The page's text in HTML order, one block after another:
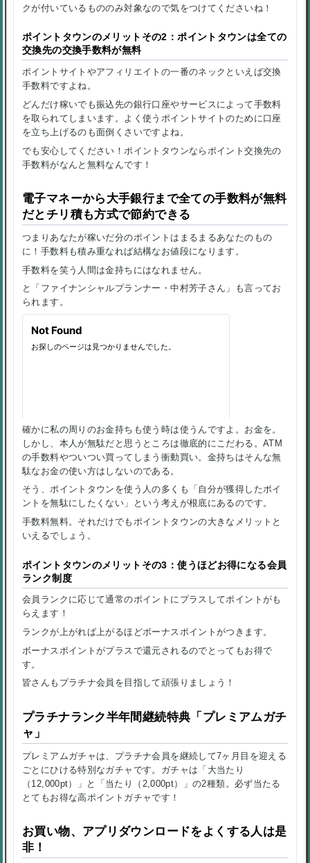
クが付いているもののみ対象なので気をつけてくださいね！
ポイントタウンのメリットその2：ポイントタウンは全ての
交換先の交換手数料が無料
ポイントサイトやアフィリエイトの一番のネックといえば交換
手数料ですよね。
どんだけ稼いでも振込先の銀行口座やサービスによって手数料
を取られてしまいます。よく使うポイントサイトのために口座
を立ち上げるのも面倒くさいですよね。
でも安心してください！ポイントタウンならポイント交換先の
手数料がなんと無料なんです！
電子マネーから大手銀行まで全ての手数料が無料
だとチリ積も方式で節約できる
つまりあなたが稼いだ分のポイントはまるまるあなたのもの
に！手数料も積み重なれば結構なお値段になります。
手数料を笑う人間は金持ちにはなれません。
と「ファイナンシャルプランナー・中村芳子さん」も言ってお
られます。
確かに私の周りのお金持ちも使う時は使うんですよ。お金を。
しかし、本人が無駄だと思うところは徹底的にこだわる。ATM
の手数料やついつい買ってしまう衝動買い。金持ちはそんな無
駄なお金の使い方はしないのである。
そう、ポイントタウンを使う人の多くも「自分が獲得したポイ
ントを無駄にしたくない」という考えが根底にあるのです。
手数料無料。それだけでもポイントタウンの大きなメリットと
いえるでしょう。
ポイントタウンのメリットその3：使うほどお得になる会員
ランク制度
会員ランクに応じて通常のポイントにプラスしてポイントがも
らえます！
ランクが上がれば上がるほどボーナスポイントがつきます。
ボーナスポイントがプラスで還元されるのでとってもお得で
す。
皆さんもプラチナ会員を目指して頑張りましょう！
プラチナランク半年間継続特典「プレミアムガチ
ャ」
プレミアムガチャは、プラチナ会員を継続して7ヶ月目を迎える
ごとにひける特別なガチャです。ガチャは「大当たり
（12,000pt）」と「当たり（2,000pt）」の2種類。必ず当たる
とてもお得な高ポイントガチャです！
お買い物、アプリダウンロードをよくする人は是
非！